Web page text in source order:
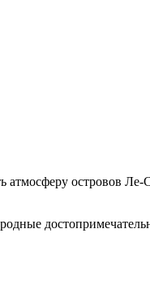
атмосферу